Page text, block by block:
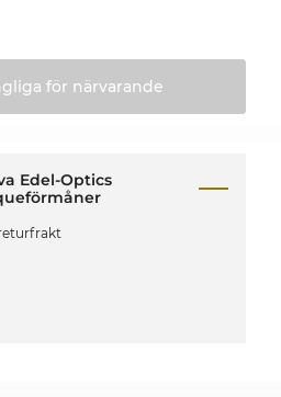
för närvarande
Edel-Optics